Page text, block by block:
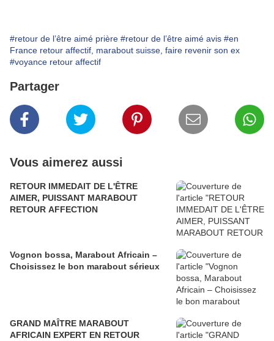
#retour de l’être aimé prière #retour de l’être aimé avis #en
France retour affectif, marabout suisse, faire revenir son ex
#voyance retour affectif
Partager
Vous aimerez aussi
RETOUR IMMEDAIT DE L'ÊTRE
AIMER, PUISSANT MARABOUT
RETOUR AFFECTION
Vognon bossa, Marabout Africain –
Choisissez le bon marabout sérieux
GRAND MAÎTRE MARABOUT
AFRICAIN EXPERT EN RETOUR